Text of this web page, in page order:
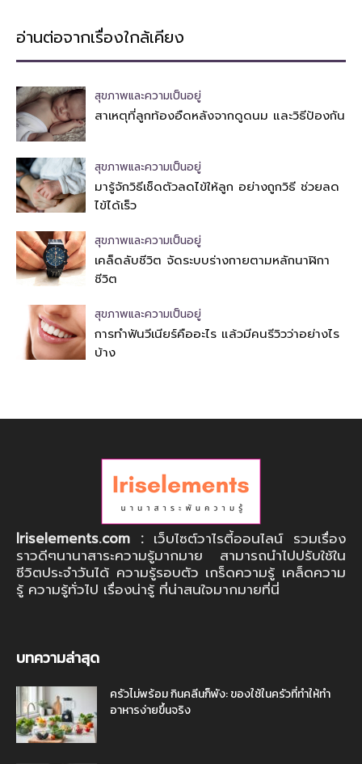
อ่านต่อจากเรื่องใกล้เคียง
สุขภาพและความเป็นอยู่
สาเหตุที่ลูกท้องอืดหลังจากดูดนม และวิธีป้องกัน
สุขภาพและความเป็นอยู่
มารู้จักวิธีเช็ดตัวลดไข้ให้ลูก อย่างถูกวิธี ช่วยลด
ไข้ได้เร็ว
สุขภาพและความเป็นอยู่
เคล็ดลับชีวิต จัดระบบร่างกายตามหลักนาฬิกา
ชีวิต
สุขภาพและความเป็นอยู่
การทำฟันวีเนียร์คืออะไร แล้วมีคนรีวิวว่าอย่างไร
บ้าง
Iriselements.com : เว็บไซต์วาไรตี้ออนไลน์ รวมเรื่อง
ราวดีๆนานาสาระความรู้มากมาย สามารถนำไปปรับใช้ใน
ชีวิตประจำวันได้ ความรู้รอบตัว เกร็ดความรู้ เคล็ดความ
รู้ ความรู้ทั่วไป เรื่องน่ารู้ ที่น่าสนใจมากมายที่นี่
บทความล่าสุด
ครัวไม่พร้อม กินคลีนก็พัง: ของใช้ในครัวที่ทำให้ทำ
อาหารง่ายขึ้นจริง